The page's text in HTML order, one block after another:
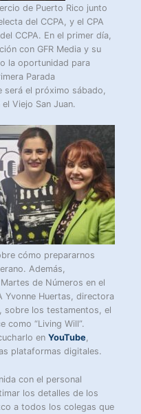
de Puerto Rico junto
del CCPA, y el CPA
CCPA. En el primer día,
con GFR Media y su
la oportunidad para
Parada
será el próximo sábado,
Viejo San Juan.
cómo prepararnos
Además,
de Números en el
Yvonne Huertas, directora
sobre los testamentos, el
como “Living Will”.
enYouTube,
plataformas digitales.
con el personal
los detalles de los
a todos los colegas que